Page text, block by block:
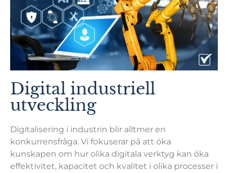
Digital industriell
utveckling
Digitalisering i industrin blir alltmer en
konkurrensfråga. Vi fokuserar på att öka
kunskapen om hur olika digitala verktyg kan öka
effektivitet, kapacitet och kvalitet i olika processer i